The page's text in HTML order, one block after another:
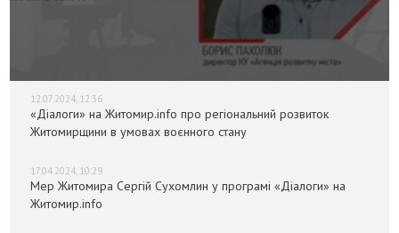
12.07.2024, 12:36
«Діалоги» на Житомир.info про регіональний розвиток
Житомирщини в умовах воєнного стану
17.04.2024, 10:29
Мер Житомира Сергій Сухомлин у програмі «Діалоги» на
Житомир.info